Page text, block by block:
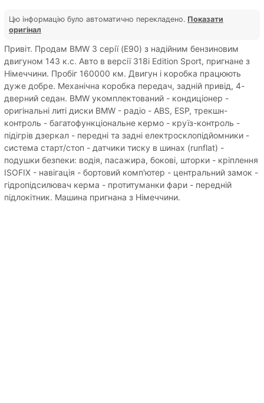
Цю інформацію було автоматично перекладено. Показати
оригінал
Привіт. Продам BMW 3 серії (E90) з надійним бензиновим
двигуном 143 к.с. Авто в версії 318i Edition Sport, пригнане з
Німеччини. Пробіг 160000 км. Двигун і коробка працюють
дуже добре. Механічна коробка передач, задній привід, 4-
дверний седан. BMW укомплектований - кондиціонер -
оригінальні литі диски BMW - радіо - ABS, ESP, трекшн-
контроль - багатофункціональне кермо - круїз-контроль -
підігрів дзеркал - передні та задні електросклопідйомники -
система старт/стоп - датчики тиску в шинах (runflat) -
подушки безпеки: водія, пасажира, бокові, шторки - кріплення
ISOFIX - навігація - бортовий комп'ютер - центральний замок -
гідропідсилювач керма - протитуманки фари - передній
підлокітник. Машина пригнана з Німеччини.